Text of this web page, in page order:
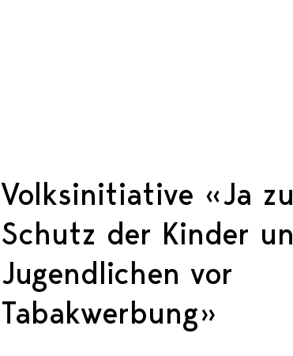
Volksinitiative «Ja
Schutz der Kinder
Jugendlichen vor
Tabakwerbung»